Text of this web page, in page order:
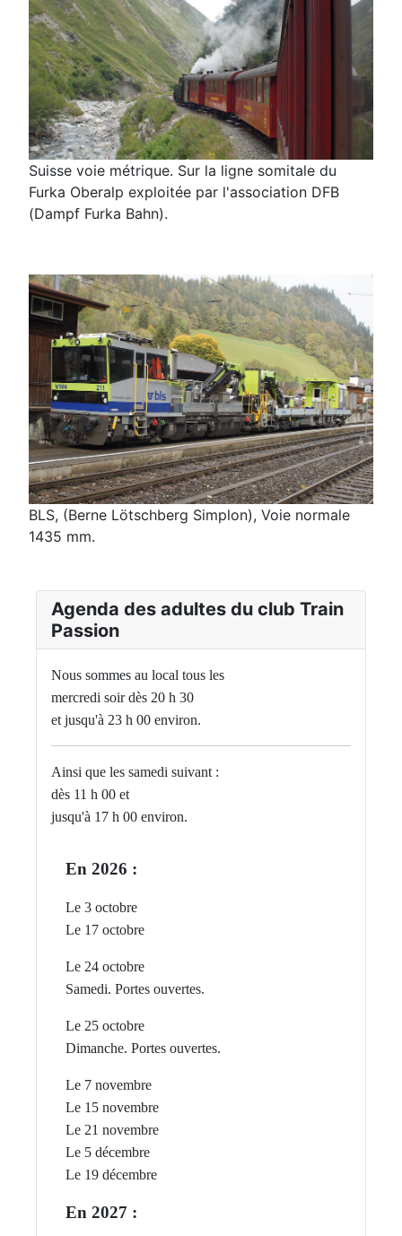
Suisse voie métrique. Sur la ligne somitale du
Furka Oberalp exploitée par l'association DFB
(Dampf Furka Bahn).
BLS, (Berne Lötschberg Simplon), Voie normale
1435 mm.
Agenda des adultes du club Train
Passion
Nous sommes au local tous les
mercredi soir dès 20 h 30
et jusqu'à 23 h 00 environ.
Ainsi que les samedi suivant :
dès 11 h 00 et
jusqu'à 17 h 00 environ.
En 2026 :
Le 3 octobre
Le 17 octobre
Le 24 octobre
Samedi. Portes ouvertes.
Le 25 octobre
Dimanche. Portes ouvertes.
Le 7 novembre
Le 15 novembre
Le 21 novembre
Le 5 décembre
Le 19 décembre
En 2027 :